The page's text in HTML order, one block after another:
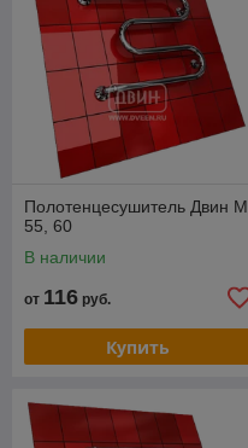
Полотенцесушитель Двин M
55, 60
В наличии
от 116 руб.
Купить